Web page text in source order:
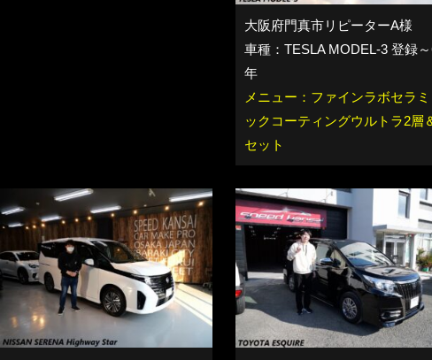
大阪府門真市リピーターA様
車種：TESLA MODEL-3 登録
年
メニュー：ファインラボセラミ
ックコーティングウルトラ2層
セット